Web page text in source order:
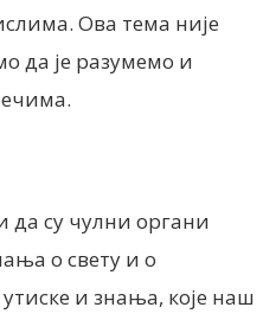
Ова тема није
да је разумемо и
да су чулни органи
о свету и о
и знања, које наш